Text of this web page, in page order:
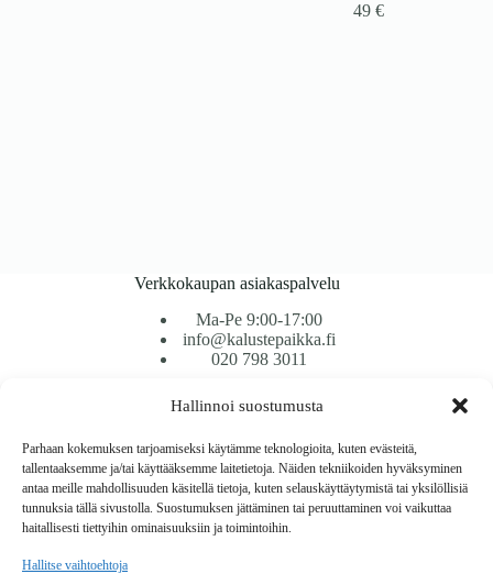
Hallinnoi suostumusta
Parhaan kokemuksen tarjoamiseksi käytämme teknologioita, kuten evästeitä,
tallentaaksemme ja/tai käyttääksemme laitetietoja. Näiden tekniikoiden hyväksyminen
antaa meille mahdollisuuden käsitellä tietoja, kuten selauskäyttäytymistä tai yksilöllisiä
tunnuksia tällä sivustolla. Suostumuksen jättäminen tai peruuttaminen voi vaikuttaa
haitallisesti tiettyihin ominaisuuksiin ja toimintoihin.
Hallitse vaihtoehtoja
49€
Verkkokaupan asiakaspalvelu
Ma-Pe 9:00-17:00
info@kalustepaikka.fi
020 798 3011
Tavarantoimitus / Maksutavat
Toimitustavat
Maksutavat
Vaihto ja palautus
Reklamaatiot